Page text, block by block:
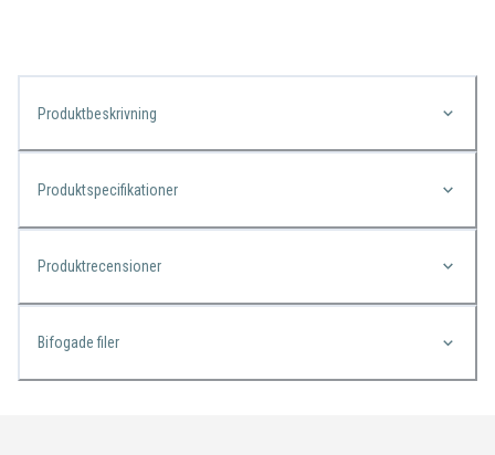
Produktbeskrivning
Produktspecifikationer
Produktrecensioner
Bifogade filer